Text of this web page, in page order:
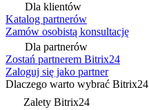
Dla klientów
Katalog partnerów
Zamów osobistą konsultację
Dla partnerów
Zostań partnerem Bitrix24
Zaloguj się jako partner
Dlaczego warto wybrać Bitrix24
Zalety Bitrix24